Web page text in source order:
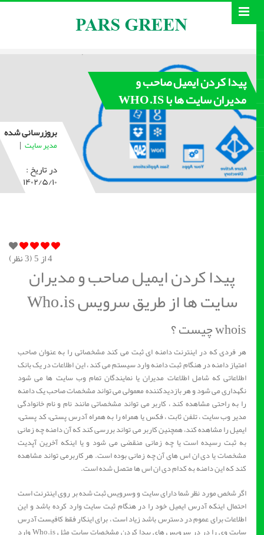
پیدا کردن ایمیل صاحب و
مدیران سایت ها با WHO.IS
بروزرسانی شده
مدیر سایت |
در تاریخ :
۱۴۰۲/۵/۱۰
از 5 ( 3نظر)
پیدا کردن ایمیل صاحب و مدیران
سایت ها از طریق سرویس Who.is
whois چیست ؟
هر فردی که در اینترنت دامنه ای ثبت می کند مشخصاتی را به عنوان صاحب
امتیاز دامنه در هنگام ثبت دامنه وارد سیستم می کند ، این اطلاعات در یک بانک
اطلاعاتی که شامل اطلاعات مدیران یا نمایندگان تمام وب سایت ها می شود
نگهداری می شود و هر بازدیدکننده معمولی می تواند مشخصات صاحب یک دامنه
را به راحتی مشاهده کند ، کاربر می تواند مشخصاتی مانند نام و نام خانوادگی
مدیر وب سایت ، تلفن ثابت ، فکس یا همراه را به همراه آدرس پستی، کد پستی،
ایمیل را مشاهده کند، همچنین کاربر می تواند بررسی کند که آن دامنه چه زمانی
به ثبت رسیده است یا چه زمانی منقضی می شود و یا اینکه آخرین آپدیت
مشخصات یا دی ان اس های آن چه زمانی بوده است. هر کاربرمی تواند مشاهده
کند که این دامنه به کدام دی ان اس ها متصل شده است.
اگر شخص مورد نظر شما دارای سایت و وسرویس ثبت شده بر روی اینترنت است
احتمال اینکه آدرس ایمیل خود را در هنگام ثبت سایت وارد کرده باشد و این
اطلاعات برای عموم در دسترس باشد زیاد است ، برای اینکار فقط کافیست آدرس